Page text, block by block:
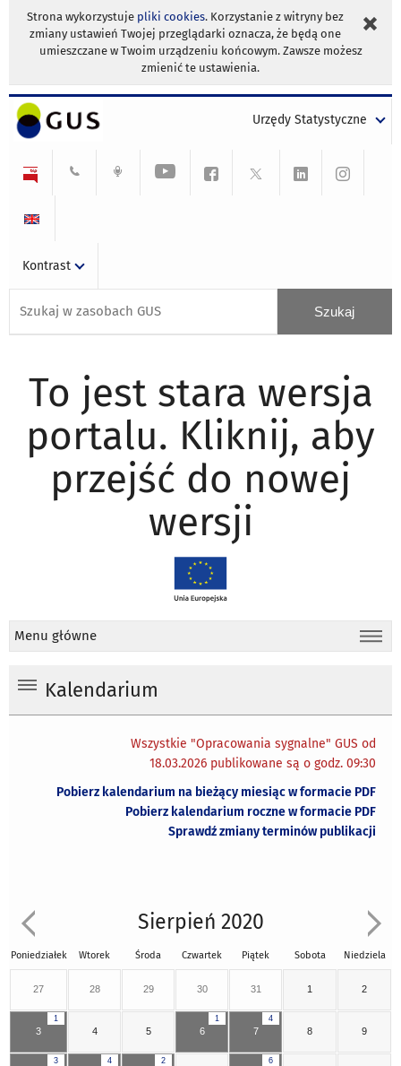
Strona wykorzystuje pliki cookies. Korzystanie z witryny bez
zmiany ustawień Twojej przeglądarki oznacza, że będą one
umieszczane w Twoim urządzeniu końcowym. Zawsze możesz
zmienić te ustawienia.
Urzędy Statystyczne
Kontrast
To jest stara wersja
portalu. Kliknij, aby
przejść do nowej
wersji
Menu główne
Kalendarium
Wszystkie "Opracowania sygnalne" GUS od
18.03.2026 publikowane są o godz. 09:30
Pobierz kalendarium na bieżący miesiąc w formacie PDF
Pobierz kalendarium roczne w formacie PDF
Sprawdź zmiany terminów publikacji
Sierpień 2020
Poniedziałek Wtorek Środa Czwartek Piątek Sobota Niedziela
27 28 29 30 31 1 2
1
3 4 5
1
6
4
7 8 9
3 4 2 6